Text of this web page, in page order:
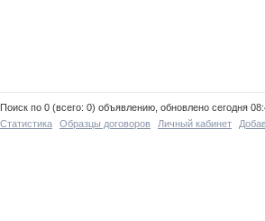
Поиск по 0 (всего: 0) объявлению, обновлено сегодня
Статистика
Образцы договоров Личный кабинет